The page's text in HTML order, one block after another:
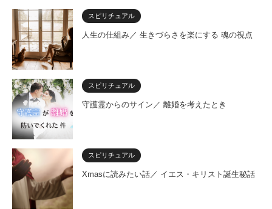
スピリチュアル
人生の仕組み／ 生きづらさを楽にする 魂の視点
スピリチュアル
守護霊からのサイン／ 離婚を考えたとき
スピリチュアル
Xmasに読みたい話／ イエス・キリスト誕生秘話